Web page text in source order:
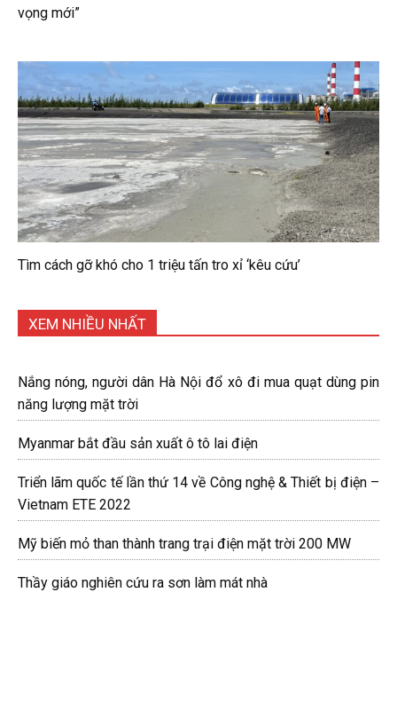
vọng mới”
Tìm cách gỡ khó cho 1 triệu tấn tro xỉ ‘kêu cứu’
XEM NHIỀU NHẤT
Nắng nóng, người dân Hà Nội đổ xô đi mua quạt dùng pin
năng lượng mặt trời
Myanmar bắt đầu sản xuất ô tô lai điện
Triển lãm quốc tế lần thứ 14 về Công nghệ & Thiết bị điện –
Vietnam ETE 2022
Mỹ biến mỏ than thành trang trại điện mặt trời 200 MW
Thầy giáo nghiên cứu ra sơn làm mát nhà